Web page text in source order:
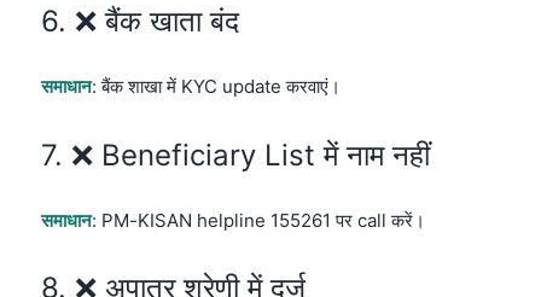
6. ❌ बैंक खाता बंद
समाधान: बैंक शाखा में KYC update करवाएं।
7. ❌ Beneficiary List में नाम नहीं
समाधान: PM-KISAN helpline 155261 पर call करें।
8. ❌ अपात्र श्रेणी में दर्ज